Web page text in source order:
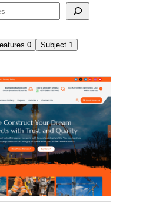
0 Subject 1